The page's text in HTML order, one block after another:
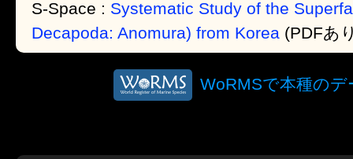
S-Space : Systematic Study of the
Decapoda: Anomura) from Korea (PDFあ
WoRMSで本種の